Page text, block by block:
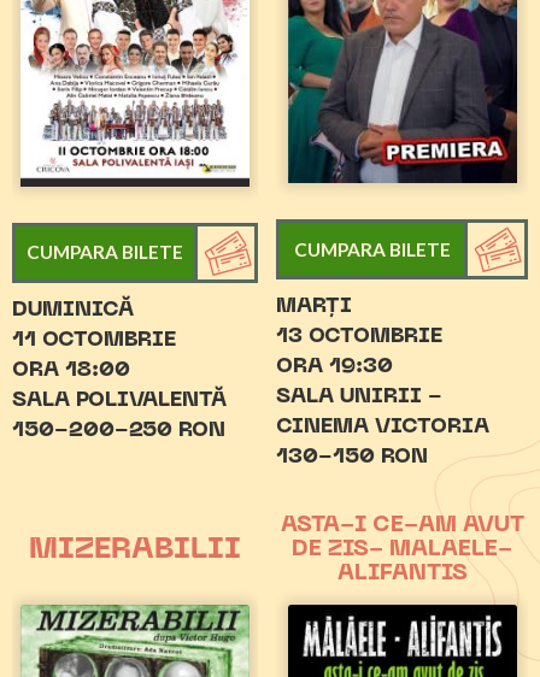
CUMPARA BILETE
DUMINICĂ
11 OCTOMBRIE
ORA 18:00
SALA POLIVALENTĂ
150-200-250 RON
CUMPARA BILETE
MARȚI
13 OCTOMBRIE
ORA 19:30
SALA UNIRII -
CINEMA VICTORIA
130-150 RON
MIZERABILII
ASTA-I CE-AM AVUT
DE ZIS- MALAELE-
ALIFANTIS